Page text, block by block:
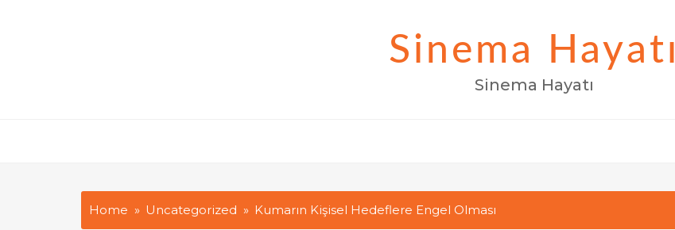
Sinema Hayatı
Sinema Hayatı
Home Uncategorized Kumarın Kişisel Hedeflere Engel Olması